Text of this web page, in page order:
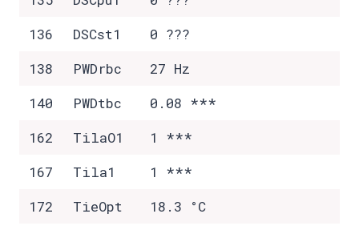
136
DSCst1
0 ???
138
PWDrbc
27 Hz
140
PWDtbc
0.08 ***
162
TilaO1
1 ***
167
Tila1
1 ***
172
TieOpt
18.3 °C